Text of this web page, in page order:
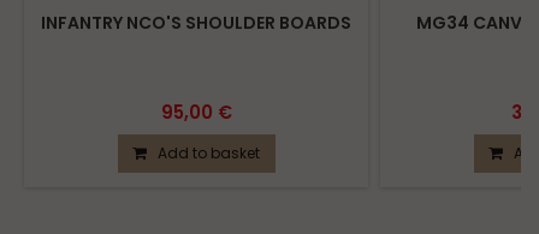
INFANTRY NCO'S SHOULDER BOARDS
95,00 €
Add to basket
MG34